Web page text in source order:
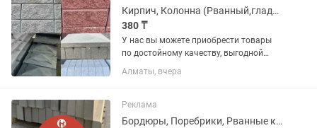
Кирпич, Колонна (Рванный,гладкий), Шляпы для забора
380 ₸
У нас вы можете приобрести товары
по достойному качеству, выгодной
цене и по гарантии. В наличии имеются
различные виды на «БРУСЧАТКА» ,
(мрамор)», «ПЛИТКА» ,...
Алматы, вчера
Реклама
Бордюры, Поребрики, Рванные кирпичи